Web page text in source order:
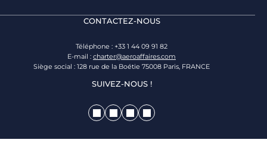
CONTACTEZ-NOUS
Téléphone : +33 1 44 09 91 82
E-mail : charter@aeroaffaires.com
Siège social : 128 rue de la Boétie 75008 Paris, FRANCE
SUIVEZ-NOUS !